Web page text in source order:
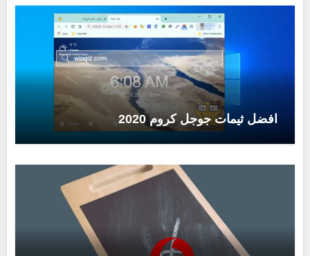
افضل ثيمات جوجل كروم 2020